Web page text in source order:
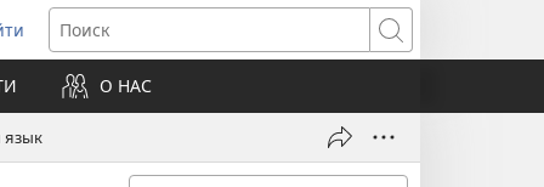
Поиск
О НАС
язык